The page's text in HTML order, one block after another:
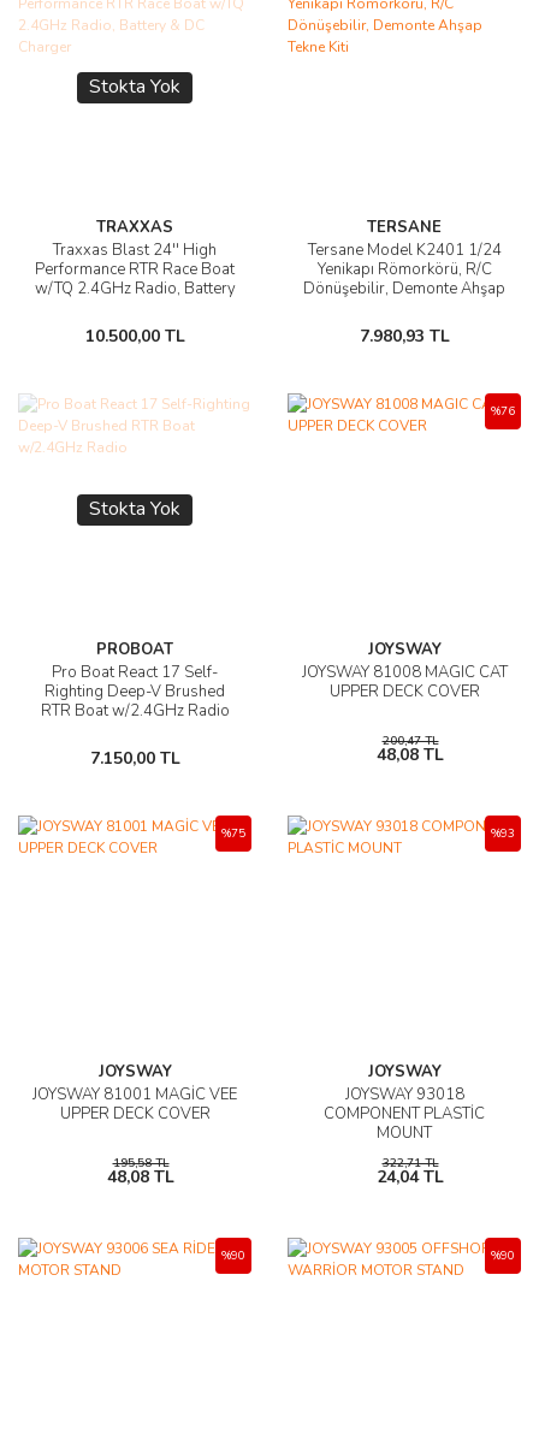
Stokta Yok
TRAXXAS
Traxxas Blast 24'' High
Performance RTR Race Boat
w/TQ 2.4GHz Radio, Battery
10.500,00 TL
TERSANE
Tersane Model K2401 1/24
Yenikapı Römorkörü, R/C
Dönüşebilir, Demonte Ahşap
7.980,93 TL
Stokta Yok
PROBOAT
Pro Boat React 17 Self-
Righting Deep-V Brushed
RTR Boat w/2.4GHz Radio
7.150,00 TL
JOYSWAY
JOYSWAY 81008 MAGIC CAT
UPPER DECK COVER
%76
200,47 TL
48,08 TL
JOYSWAY
JOYSWAY 81001 MAGİC VEE
UPPER DECK COVER
%75
195,58 TL
48,08 TL
JOYSWAY
JOYSWAY 93018
COMPONENT PLASTİC
MOUNT
%93
322,71 TL
24,04 TL
%90 %90